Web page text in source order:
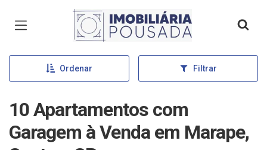
Página inicial
Ordenar Filtrar
10 Apartamentos com
Garagem à Venda em Marape,